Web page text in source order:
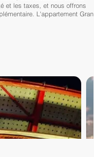
et les taxes, et nous offrons
L'appartement Gran